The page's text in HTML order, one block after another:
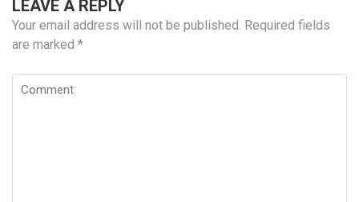
LEAVE A REPLY
Your email address will not be published. Required fields
are marked *
Comment